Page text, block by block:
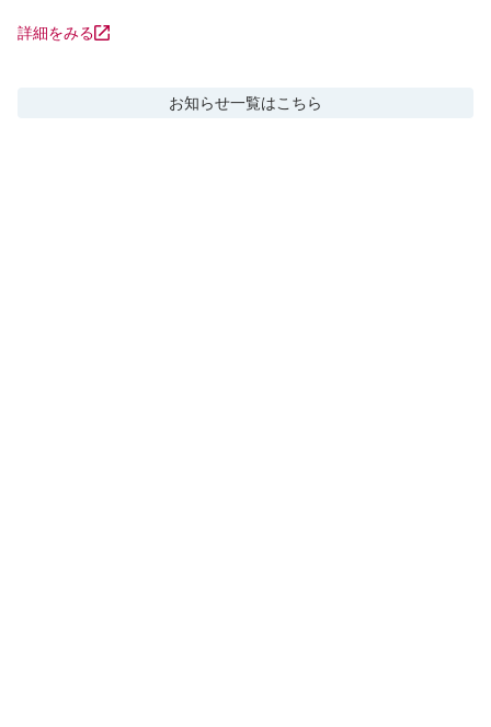
詳細をみる
お知らせ一覧はこちら